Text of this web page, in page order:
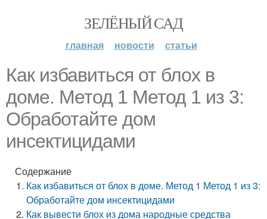
ЗЕЛЁНЫЙ САД
главная новости статьи
Как избавиться от блох в
доме. Метод 1 Метод 1 из 3:
Обработайте дом
инсектицидами
Содержание
Как избавиться от блох в доме. Метод 1 Метод 1 из 3:
Обработайте дом инсектицидами
Как вывести блох из дома народные средства